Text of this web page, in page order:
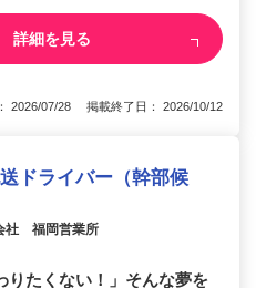
詳細を見る
2026/07/28 掲載終了日： 2026/10/12
ドライバー（幹部候
社 福岡営業所
りたくない！」そんな夢を